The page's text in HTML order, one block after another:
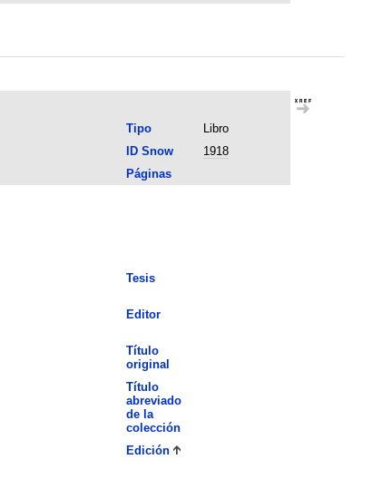
Tipo
Libro
ID Snow
1918
Páginas
Tesis
Editor
Título
original
Título
abreviado
de la
colección
Edición